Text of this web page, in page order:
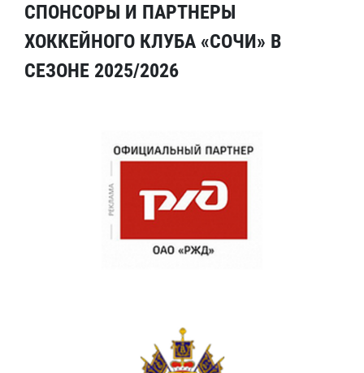
СПОНСОРЫ И ПАРТНЕРЫ
ХОККЕЙНОГО КЛУБА «СОЧИ» В
СЕЗОНЕ 2025/2026